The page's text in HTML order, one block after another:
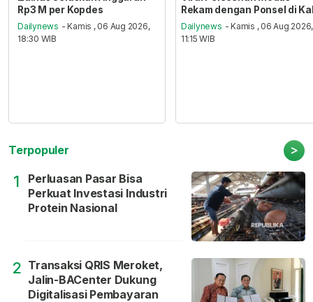
Rp3 M per Kopdes
Dailynews - Kamis , 06 Aug 2026,
18:30 WIB
Rekam dengan Ponsel di
Dailynews - Kamis , 06 Aug 2026,
11:15 WIB
Terpopuler >
1
Perluasan Pasar Bisa
Perkuat Investasi Industri
Protein Nasional
2 Transaksi QRIS Meroket,
Jalin-BACenter Dukung
Digitalisasi Pembayaran